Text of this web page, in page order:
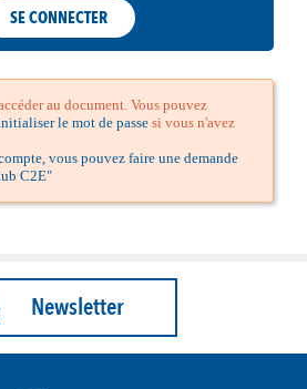
SE CONNECTER
au document. Vous pouvez
le mot de passesi vous n'avez
vous pouvez faire une demande
C2E"
Newsletter